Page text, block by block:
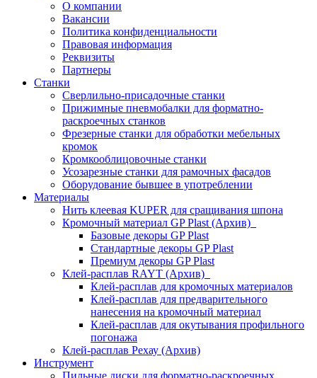
О компании
Вакансии
Политика конфиденциальности
Правовая информация
Реквизиты
Партнеры
Станки
Сверлильно-присадочные станки
Прижимные пневмобалки для форматно-
раскроечных станков
Фрезерные станки для обработки мебельных
кромок
Кромкооблицовочные станки
Усозарезные станки для рамочных фасадов
Оборудование бывшее в употреблении
Материалы
Нить клеевая KUPER для сращивания шпона
Кромочный материал GP Plast (Архив)
Базовые декоры GP Plast
Стандартные декоры GP Plast
Премиум декоры GP Plast
Клей-расплав RAYT (Архив)
Клей-расплав для кромочных материалов
Клей-расплав для предварительного
нанесения на кромочный материал
Клей-расплав для окутывания профильного
погонажа
Клей-расплав Рехау (Архив)
Инструмент
Пильные диски для форматно-раскроечных